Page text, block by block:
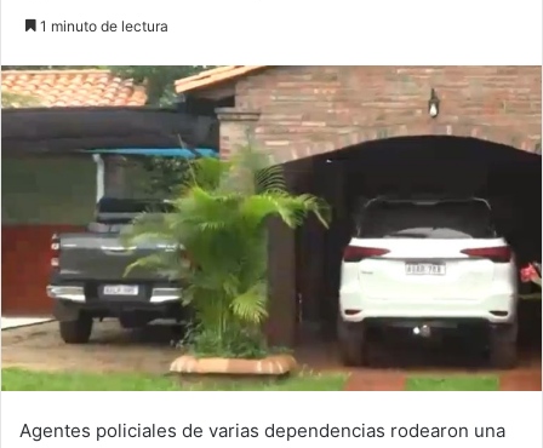
1 minuto de lectura
Agentes policiales de varias dependencias rodearon una